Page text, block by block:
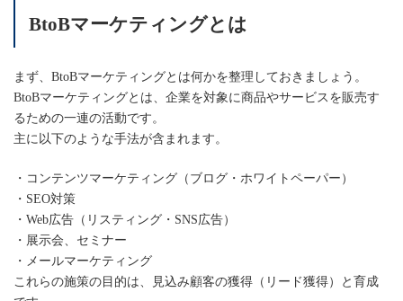
BtoBマーケティングとは
まず、BtoBマーケティングとは何かを整理しておきましょう。
BtoBマーケティングとは、企業を対象に商品やサービスを販売す
るための一連の活動です。
主に以下のような手法が含まれます。
・コンテンツマーケティング（ブログ・ホワイトペーパー）
・SEO対策
・Web広告（リスティング・SNS広告）
・展示会、セミナー
・メールマーケティング
これらの施策の目的は、見込み顧客の獲得（リード獲得）と育成